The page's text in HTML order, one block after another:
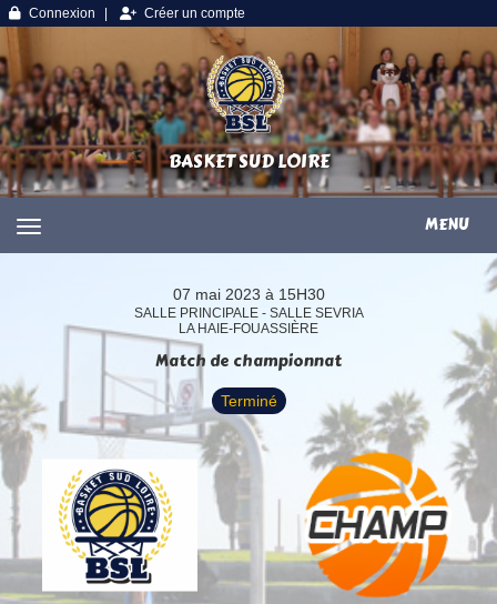
Connexion Créer un compte
BASKET SUD LOIRE
MENU
07 mai 2023 à 15H30
SALLE PRINCIPALE - SALLE SEVRIA
LA HAIE-FOUASSIÈRE
Match de championnat
Terminé
Panneau de gestion des cookies